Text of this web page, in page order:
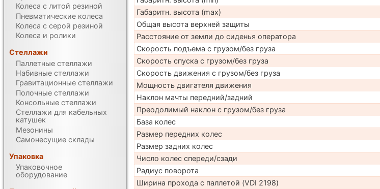
Габаритн. высота (max)
Общая высота верхней защиты
Расстояние от земли до сиденья оператора
Скорость подъема с грузом/без груза
Скорость спуска с грузом/без груза
Скорость движения с грузом/без груза
Мощность двигателя движения
Наклон мачты передний/задний
Преодолимый наклон с грузом/без груза
База колес
Размер передних колес
Размер задних колес
Число колес спереди/сзади
Радиус поворота
Ширина прохода с паллетой (VDI 2198)
Колеса с литой резиной
Пневматические колеса
Колеса с серой резиной
Колеса и ролики
Стеллажи
Паллетные стеллажи
Набивные стеллажи
Гравитационные стеллажи
Полочные стеллажи
Консольные стеллажи
Стеллажи для кабельных
катушек
Мезонины
Самонесущие склады
Упаковка
Упаковочное
оборудование